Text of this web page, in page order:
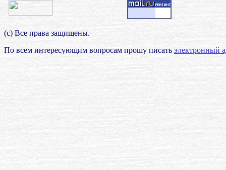
(с) Все права защищены.
По всем интересующим вопросам прошу писать электронный